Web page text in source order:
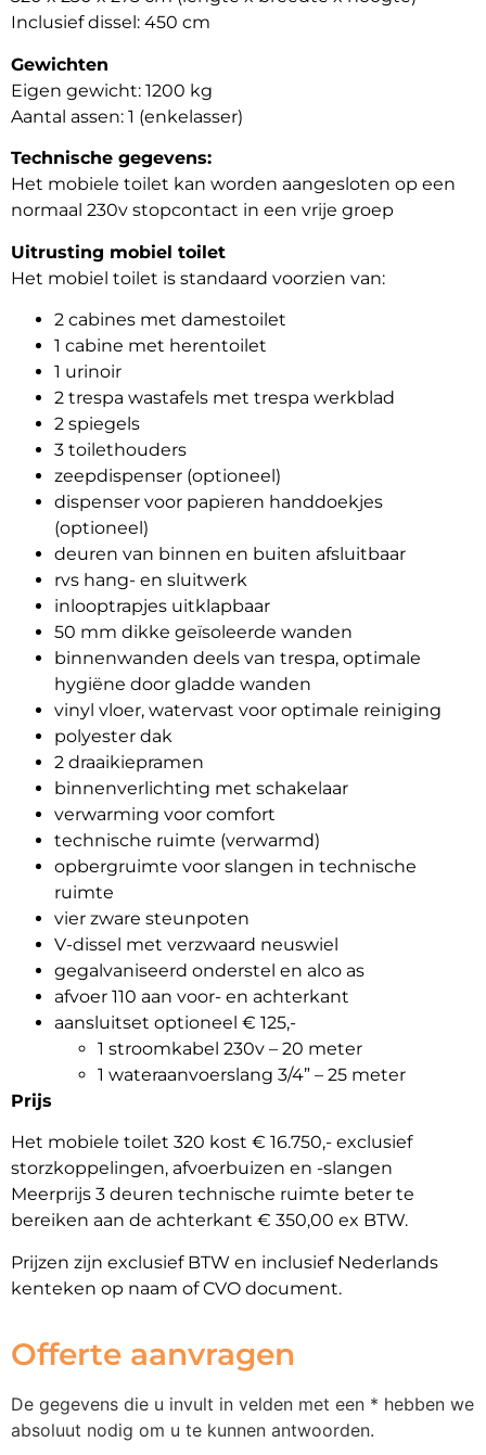
Inclusief dissel: 450 cm
Gewichten
Eigen gewicht: 1200 kg
Aantal assen: 1 (enkelasser)
Technische gegevens:
Het mobiele toilet kan worden aangesloten op een
normaal 230v stopcontact in een vrije groep
Uitrusting mobiel toilet
Het mobiel toilet is standaard voorzien van:
2 cabines met damestoilet
1 cabine met herentoilet
1 urinoir
2 trespa wastafels met trespa werkblad
2 spiegels
3 toilethouders
zeepdispenser (optioneel)
dispenser voor papieren handdoekjes
(optioneel)
deuren van binnen en buiten afsluitbaar
rvs hang- en sluitwerk
inlooptrapjes uitklapbaar
50 mm dikke geïsoleerde wanden
binnenwanden deels van trespa, optimale
hygiëne door gladde wanden
vinyl vloer, watervast voor optimale reiniging
polyester dak
2 draaikiepramen
binnenverlichting met schakelaar
verwarming voor comfort
technische ruimte (verwarmd)
opbergruimte voor slangen in technische
ruimte
vier zware steunpoten
V-dissel met verzwaard neuswiel
gegalvaniseerd onderstel en alco as
afvoer 110 aan voor- en achterkant
aansluitset optioneel € 125,-
1 stroomkabel 230v – 20 meter
1 wateraanvoerslang 3/4” – 25 meter
Prijs
Het mobiele toilet 320 kost € 16.750,- exclusief
storzkoppelingen, afvoerbuizen en -slangen
Meerprijs 3 deuren technische ruimte beter te
bereiken aan de achterkant € 350,00 ex BTW.
Prijzen zijn exclusief BTW en inclusief Nederlands
kenteken op naam of CVO document.
Offerte aanvragen
De gegevens die u invult in velden met een * hebben we
absoluut nodig om u te kunnen antwoorden.